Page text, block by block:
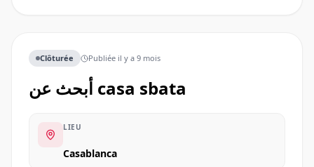
Clôturée Publiée il y a 9 mois
أبحث عن casa sbata
LIEU
Casablanca